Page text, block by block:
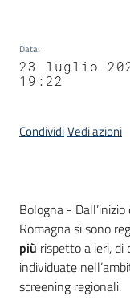
Data:
23 luglio
19:22
CondividiVedi azioni
Contenuto
Bologna -
Romagna si sono
più rispetto a ieri, di
individuate
screening regionali.